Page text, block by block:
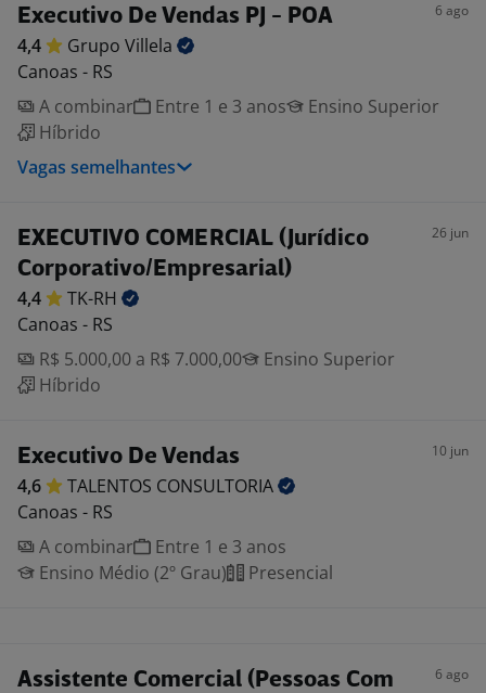
Executivo De Vendas PJ - POA 6 ago
4,4 Grupo Villela
Canoas - RS
A combinar
Entre 1 e 3 anos
Ensino Superior
Híbrido
Vagas semelhantes
EXECUTIVO COMERCIAL (Jurídico
Corporativo/Empresarial)
26 jun
4,4
TK-RH
Canoas - RS
R$ 5.000,00 a R$ 7.000,00
Ensino Superior
Híbrido
Executivo De Vendas 10 jun
4,6 TALENTOS CONSULTORIA
Canoas - RS
A combinar
Entre 1 e 3 anos
Ensino Médio (2º Grau)
Presencial
Assistente Comercial (Pessoas Com
6 ago